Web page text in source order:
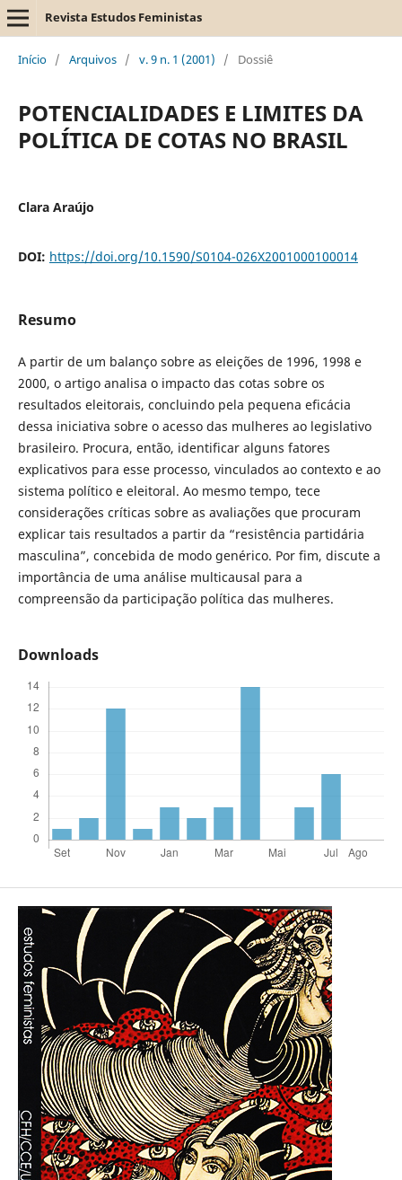
Revista Estudos Feministas
Início / Arquivos / v. 9 n. 1 (2001) / Dossiê
POTENCIALIDADES E LIMITES DA
POLÍTICA DE COTAS NO BRASIL
Clara Araújo
DOI: https://doi.org/10.1590/S0104-026X2001000100014
Resumo
A partir de um balanço sobre as eleições de 1996, 1998 e
2000, o artigo analisa o impacto das cotas sobre os
resultados eleitorais, concluindo pela pequena eficácia
dessa iniciativa sobre o acesso das mulheres ao legislativo
brasileiro. Procura, então, identificar alguns fatores
explicativos para esse processo, vinculados ao contexto e ao
sistema político e eleitoral. Ao mesmo tempo, tece
considerações críticas sobre as avaliações que procuram
explicar tais resultados a partir da “resistência partidária
masculina”, concebida de modo genérico. Por fim, discute a
importância de uma análise multicausal para a
compreensão da participação política das mulheres.
Downloads